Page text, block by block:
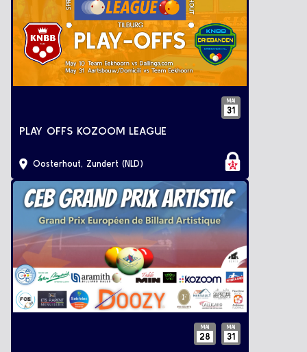
MAI
31
PLAY OFFS KOZOOM LEAGUE
Oosterhout, Zundert (NLD)
MAI
28
MAI
31